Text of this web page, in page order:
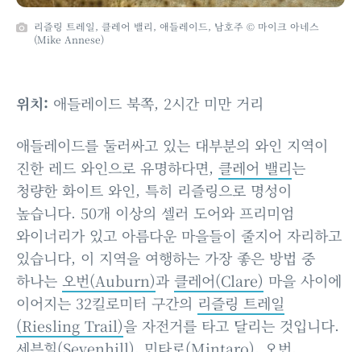
리즐링 트레일, 클레어 밸리, 애들레이드, 남호주 © 마이크 아네스
(Mike Annese)
위치: 애들레이드 북쪽, 2시간 미만 거리
애들레이드를 둘러싸고 있는 대부분의 와인 지역이
진한 레드 와인으로 유명하다면, 클레어 밸리는
청량한 화이트 와인, 특히 리즐링으로 명성이
높습니다. 50개 이상의 셀러 도어와 프리미엄
와이너리가 있고 아름다운 마을들이 줄지어 자리하고
있습니다, 이 지역을 여행하는 가장 좋은 방법 중
하나는 오번(Auburn)과클레어(Clare) 마을 사이에
이어지는 32킬로미터 구간의 리즐링 트레일
(Riesling Trail)을 자전거를 타고 달리는 것입니다.